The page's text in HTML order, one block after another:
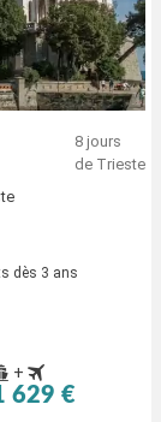
8 jours
de Trieste
dès 3 ans
+
629 €